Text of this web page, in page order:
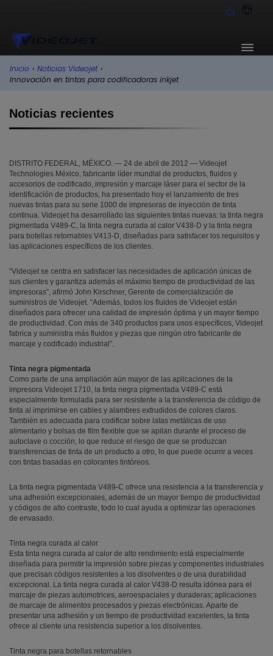
CL
Inicio › Noticias Videojet ›
Innovación en tintas para codificadoras inkjet
Noticias recientes
DISTRITO FEDERAL, MÉXICO. — 24 de abril de 2012 — Videojet
Technologies México, fabricante líder mundial de productos, fluidos y
accesorios de codificado, impresión y marcaje láser para el sector de la
identificación de productos, ha presentado hoy el lanzamiento de tres
nuevas tintas para su serie 1000 de impresoras de inyección de tinta
continua. Videojet ha desarrollado las siguientes tintas nuevas: la tinta negra
pigmentada V489-C, la tinta negra curada al calor V438-D y la tinta negra
para botellas retornables V413-D, diseñadas para satisfacer los requisitos y
las aplicaciones específicos de los clientes.
“Videojet se centra en satisfacer las necesidades de aplicación únicas de
sus clientes y garantiza además el máximo tiempo de productividad de las
impresoras”, afirmó John Kirschner, Gerente de comercialización de
suministros de Videojet. “Además, todos los fluidos de Videojet están
diseñados para ofrecer una calidad de impresión óptima y un mayor tiempo
de productividad. Con más de 340 productos para usos específicos, Videojet
fabrica y suministra más fluidos y piezas que ningún otro fabricante de
marcaje y codificado industrial”.
Tinta negra pigmentada
Como parte de una ampliación aún mayor de las aplicaciones de la
impresora Videojet 1710, la tinta negra pigmentada V489-C está
especialmente formulada para ser resistente a la transferencia de código de
tinta al imprimirse en cables y alambres extrudidos de colores claros.
También es adecuada para codificar sobre latas metálicas de uso
alimentario y bolsas de film flexible que se apilan durante el proceso de
autoclave o cocción, lo que reduce el riesgo de que se produzcan
transferencias de tinta de un producto a otro, lo que puede ocurrir a veces
con tintas basadas en colorantes tintóreos.
La tinta negra pigmentada V489-C ofrece una resistencia a la transferencia y
una adhesión excepcionales, además de un mayor tiempo de productividad
y códigos de alto contraste, todo lo cual ayuda a optimizar las operaciones
de envasado.
Tinta negra curada al calor
Esta tinta negra curada al calor de alto rendimiento está especialmente
diseñada para permitir la impresión sobre piezas y componentes industriales
que precisan códigos resistentes a los disolventes o de una durabilidad
excepcional. La tinta negra curada al calor V438-D resulta idónea para el
marcaje de piezas automotrices, aeroespaciales y duraderas; aplicaciones
de marcaje de alimentos procesados y piezas electrónicas. Aparte de
presentar una adhesión y un tiempo de productividad excelentes, la tinta
ofrece al cliente una resistencia superior a los disolventes.
Tinta negra para botellas retornables